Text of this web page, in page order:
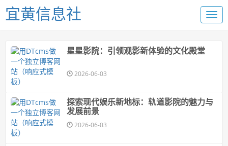
宜黄信息社
星星影院：引领观影新体验的文化殿堂
2026-06-03
探索现代娱乐新地标：轨道影院的魅力与
发展前景
2026-06-03